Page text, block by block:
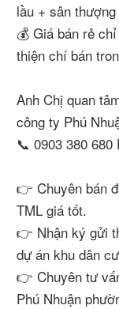
lầu + sân
💰 Giá bán rẻ
thiện chí bán
Anh Chị quan
công ty Phú
📞 0903 380
👉 Chuyên bán
TML giá tốt.
👉 Nhận ký gửi
dự án khu dân
👉 Chuyên tư
Phú Nhuận